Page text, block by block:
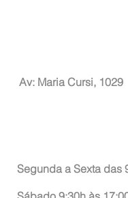
Av: Maria Cursi,
Segunda a Sexta das